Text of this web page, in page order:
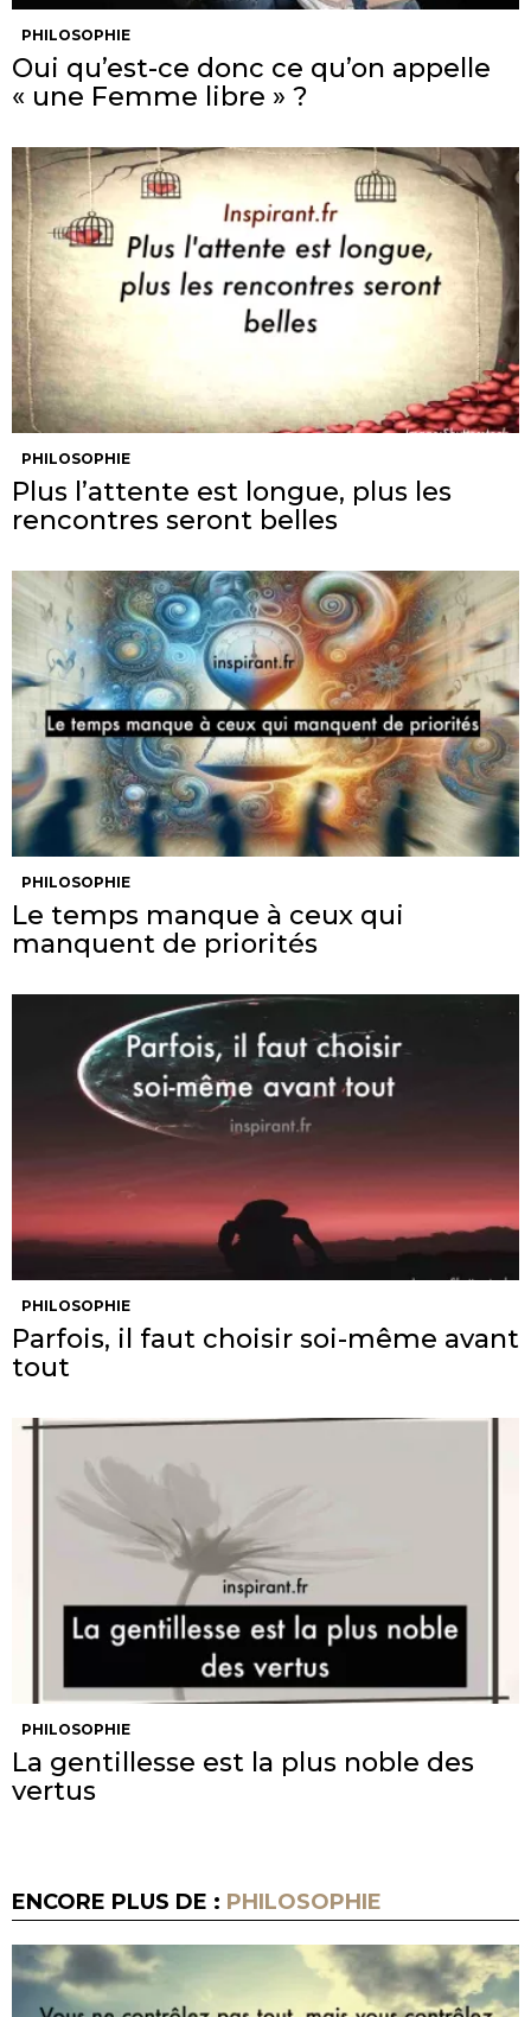
PHILOSOPHIE
Oui qu’est-ce donc ce qu’on appelle
« une Femme libre » ?
PHILOSOPHIE
Plus l’attente est longue, plus les
rencontres seront belles
PHILOSOPHIE
Le temps manque à ceux qui
manquent de priorités
PHILOSOPHIE
Parfois, il faut choisir soi-même avant
tout
PHILOSOPHIE
La gentillesse est la plus noble des
vertus
ENCORE PLUS DE : PHILOSOPHIE